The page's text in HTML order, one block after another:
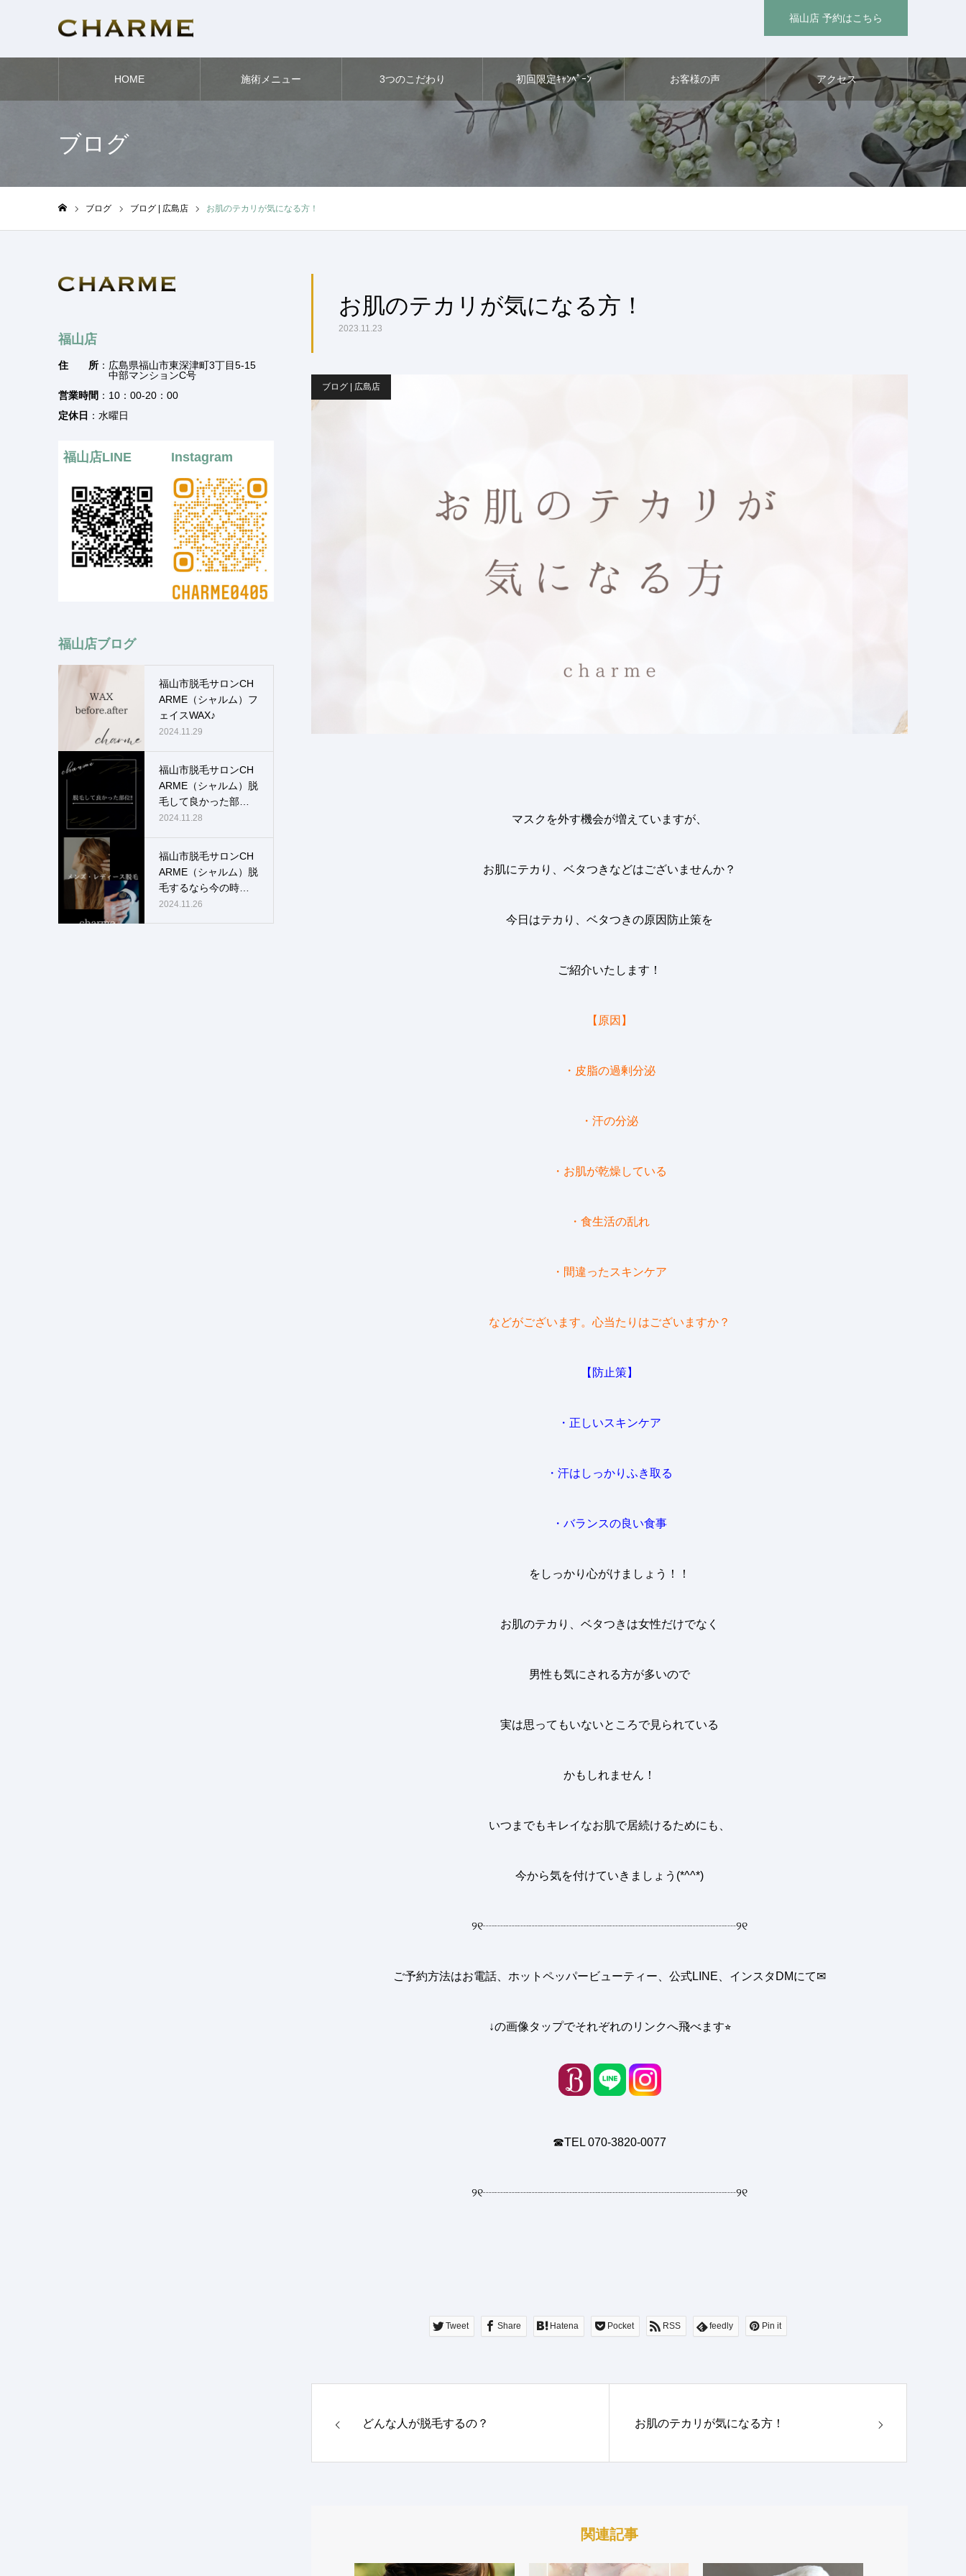
福山店 予約はこちら
HOME 施術メニュー 3つのこだわり 初回限定ｷｬﾝﾍﾟｰﾝ お客様の声 アクセス
ブログ
ブログ ブログ | 広島店 お肌のテカリが気になる方！
お肌のテカリが気になる方！
2023.11.23
ブログ | 広島店
マスクを外す機会が増えていますが、
お肌にテカり、ベタつきなどはございませんか？
今日はテカり、ベタつきの原因防止策を
ご紹介いたします ！
【原因】
・皮脂の過剰分泌
・汗の分泌
・お肌が乾燥している
・食生活の乱れ
・間違ったスキンケア
などがございます。心当たりはございますか？
【防止策】
・正しいスキンケア
・汗はしっかりふき取る
・バランスの良い食事
をしっかり心がけましょう！！
お肌のテカり、ベタつきは女性だけでなく
男性も気にされる方が多いので
実は思ってもいないところで見られている
かもしれません！
いつまでもキレイなお肌で居続けるためにも、
今から気を付けていきましょう (*^^*)
୨୧┈┈┈┈┈┈┈┈┈┈┈┈┈┈┈┈┈┈┈┈┈┈୨୧
ご予約方法はお電話、ホットペッパービューティー、公式LINE、インスタDMにて✉︎
↓の画像タップでそれぞれのリンクへ飛べます⭐︎
☎︎TEL 070-3820-0077
୨୧┈┈┈┈┈┈┈┈┈┈┈┈┈┈┈┈┈┈┈┈┈┈୨୧
Tweet Share Hatena Pocket RSS feedly Pin it
どんな人が脱毛するの？ お肌のテカリが気になる方！
関連記事
福山店
住 所 ：広島県福山市東深津町3丁目5-15
中部マンションC号
営業時間 ：10：00-20：00
定休日 ：水曜日
福山店LINE Instagram
福山店ブログ
福山市脱毛サロンCH
ARME（シャルム）フ
ェイスWAX♪
2024.11.29
福山市脱毛サロンCH
ARME（シャルム）脱
毛して良かった部
位！！
2024.11.28
福山市脱毛サロンCH
ARME（シャルム）脱
毛するなら今の時
期！！
2024.11.26